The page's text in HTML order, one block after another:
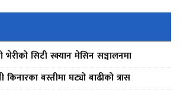
भेरीको सिटी स्क्यान मेसिन सञ्चालनमा
किनारका बस्तीमा घट्यो बाढीको त्रास